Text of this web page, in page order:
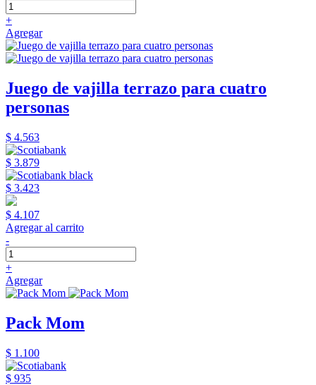
+
Agregar
Juego de vajilla terrazo para cuatro
personas
$ 4.563
$ 3.879
$ 3.423
$ 4.107
Agregar al carrito
-
+
Agregar
Pack Mom
$ 1.100
$ 935